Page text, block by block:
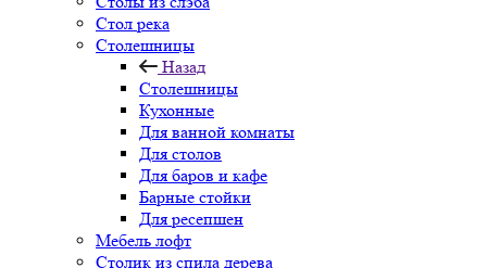
Стол река
Столешницы
Назад
Столешницы
Кухонные
Для ванной комнаты
Для столов
Для баров и кафе
Барные стойки
Для ресепшен
Мебель лофт
Столик из спила дерева